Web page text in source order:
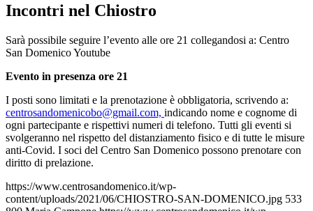
Incontri nel Chiostro
Sarà possibile seguire l’evento alle ore 21 collegandosi a: Centro
San Domenico Youtube
Evento in presenza ore 21
I posti sono limitati e la prenotazione è obbligatoria, scrivendo a:
centrosandomenicobo@gmail.com, indicando nome e cognome di
ogni partecipante e rispettivi numeri di telefono. Tutti gli eventi si
svolgeranno nel rispetto del distanziamento fisico e di tutte le misure
anti-Covid. I soci del Centro San Domenico possono prenotare con
diritto di prelazione.
https://www.centrosandomenico.it/wp-
content/uploads/2021/06/CHIOSTRO-SAN-DOMENICO.jpg 533